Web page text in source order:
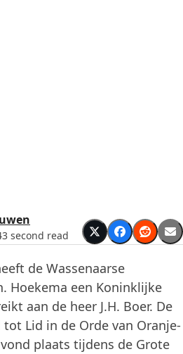
second read
de Wassenaarse
Hoekema een Koninklijke
aan de heer J.H. Boer. De
Lid in de Orde van Oranje-
plaats tijdens de Grote